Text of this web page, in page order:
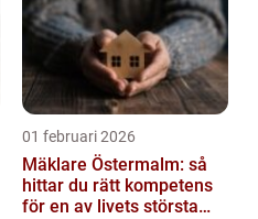
01 februari 2026
Mäklare Östermalm: så
hittar du rätt kompetens
för en av livets största